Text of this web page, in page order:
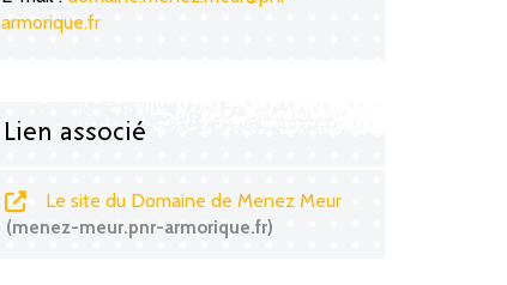
armorique.fr
Lien associé
Le site du Domaine de Menez Meur
menez-meur.pnr-armorique.fr